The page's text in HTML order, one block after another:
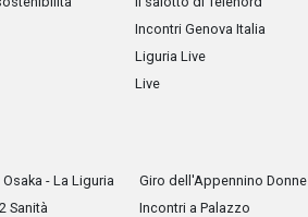
Incontri Genova Italia
Liguria Live
Live
Osaka - La Liguria
Sanità
Giro dell'Appennino Donne
Incontri a Palazzo